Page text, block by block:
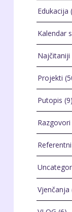
Edukacija
Kalendar
Najčitaniji
Projekti
Putopis (9)
Razgovori
Vjenčanja